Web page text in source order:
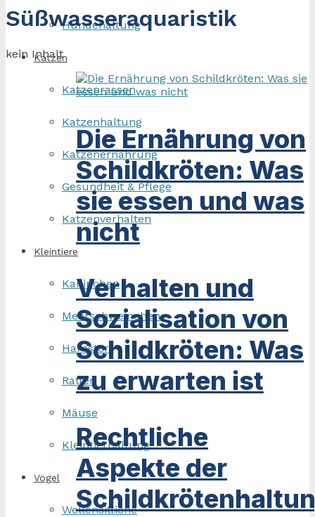
Hundehaltung
Katzen
Katzenrassen
Katzenhaltung
Katzenernährung
Gesundheit & Pflege
Katzenverhalten
Kleintiere
Kaninchen
Meerschweinchen
Hamster
Ratten
Mäuse
Kleintierhaltung
Vögel
Wellensittiche
Süßwasseraquaristik
kein Inhalt
Die Ernährung von
Schildkröten: Was
sie essen und was
nicht
Verhalten und
Sozialisation von
Schildkröten: Was
zu erwarten ist
Rechtliche
Aspekte der